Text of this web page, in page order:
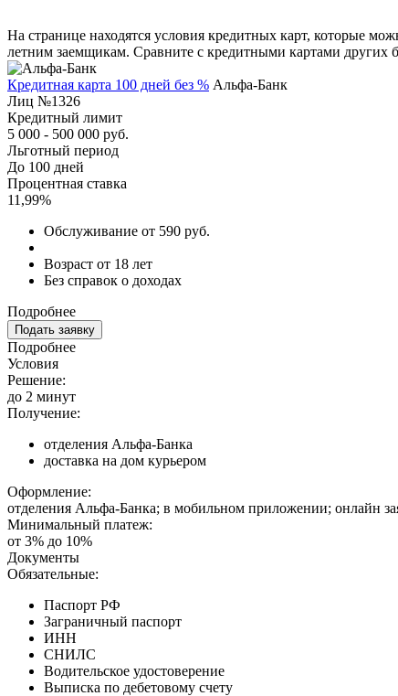
На странице находятся условия кредитных карт, которые
летним заемщикам. Сравните с кредитными картами других
Кредитная карта 100 дней без % Альфа-Банк
Лиц №1326
Кредитный лимит
5 000 - 500 000 руб.
Льготный период
До 100 дней
Процентная ставка
11,99%
Обслуживание от 590 руб.
Возраст от 18 лет
Без справок о доходах
Подробнее
Подать заявку
Подробнее
Условия
Решение:
до 2 минут
Получение:
отделения Альфа-Банка
доставка на дом курьером
Оформление:
отделения Альфа-Банка; в мобильном приложении; онлайн
Минимальный платеж:
от 3% до 10%
Документы
Обязательные:
Паспорт РФ
Заграничный паспорт
ИНН
СНИЛС
Водительское удостоверение
Выписка по дебетовому счету